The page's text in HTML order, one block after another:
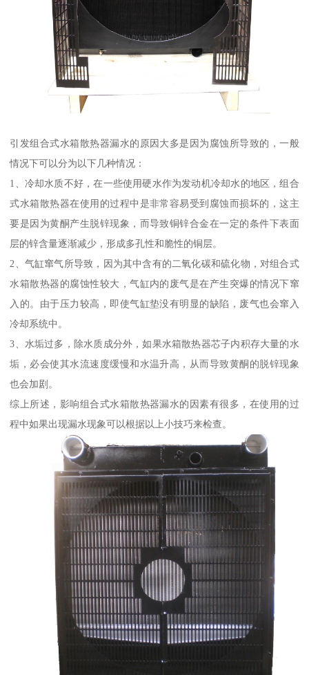
引发组合式水箱散热器漏水的原因大多是因为腐蚀所导致的，一般
情况下可以分为以下几种情况：
1、冷却水质不好，在一些使用硬水作为发动机冷却水的地区，组合
式水箱散热器在使用的过程中是非常容易受到腐蚀而损坏的，这主
要是因为黄酮产生脱锌现象，而导致铜锌合金在一定的条件下表面
层的锌含量逐渐减少，形成多孔性和脆性的铜层。
2、气缸窜气所导致，因为其中含有的二氧化碳和硫化物，对组合式
水箱散热器的腐蚀性较大，气缸内的废气是在产生突爆的情况下窜
入的。由于压力较高，即使气缸垫没有明显的缺陷，废气也会窜入
冷却系统中。
3、水垢过多，除水质成分外，如果水箱散热器芯子内积存大量的水
垢，必会使其水流速度缓慢和水温升高，从而导致黄酮的脱锌现象
也会加剧。
综上所述，影响组合式水箱散热器漏水的因素有很多，在使用的过
程中如果出现漏水现象可以根据以上小技巧来检查。